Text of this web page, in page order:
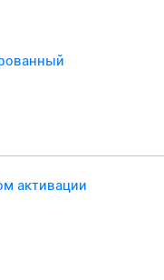
активации